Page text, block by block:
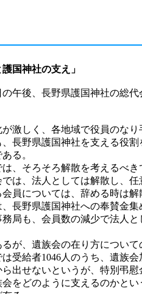
国神社の支え」
午後、長野県護国神社の総
が激しく、各地域で役員のな
、長野県護国神社を支える役
る。
は、そろそろ解散を考えるべ
では、法人としては解散し、
会員については、辞める時は
、長野県護国神社への奉賛金
務局も、会員数の減少で法人
るが、遺族会の在り方につい
受給者1046人のうち、遺族
出せないというが、特別弔
会をどのように支えるのかと